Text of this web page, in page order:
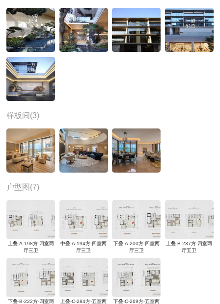
样板间(3)
户型图(7)
上叠-A-198方-四室两
厅三卫
中叠-A-194方-四室两
厅三卫
下叠-A-200方-四室两
厅三卫
上叠-B-237方-四室两
厅五卫
下叠-B-222方-四室两 上叠-C-284方-五室两 下叠-C-269方-五室两